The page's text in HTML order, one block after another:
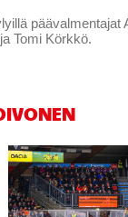
Tomi Körkkö.